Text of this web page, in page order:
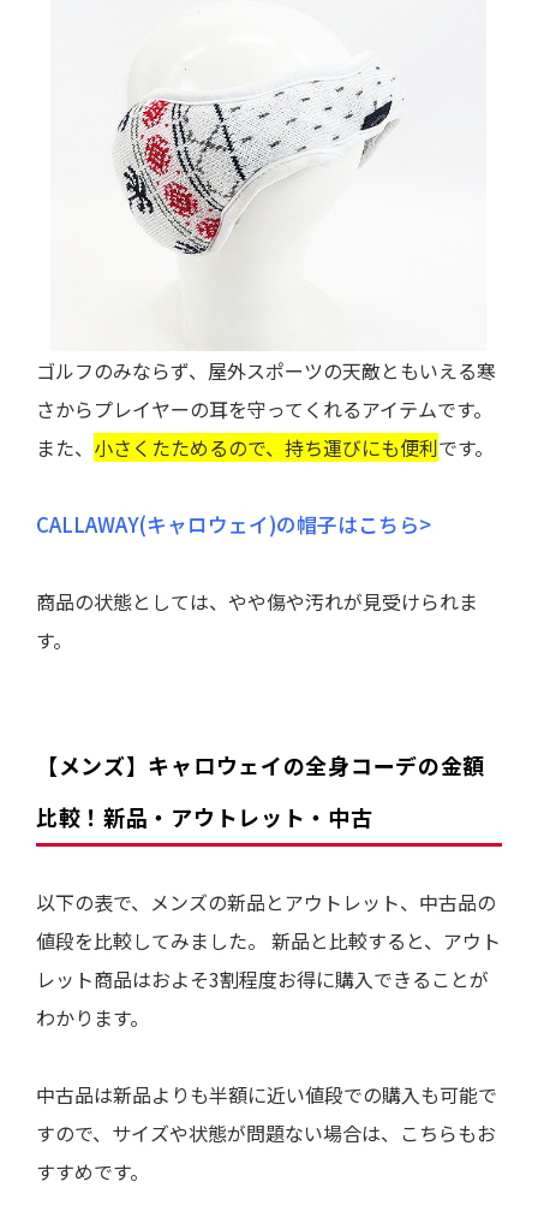
ゴルフのみならず、屋外スポーツの天敵ともいえる寒
さからプレイヤーの耳を守ってくれるアイテムです。
また、 小さくたためるので、持ち運びにも便利です。
CALLAWAY(キャロウェイ)の帽子はこちら>
商品の状態としては、 やや傷や汚れが見受けられま
す。
【メンズ】 キャロウェイの全身コーデの金額
比較！新品・アウトレット・中古
以下の表で、メンズの新品とアウトレット、中古品の
値段を比較してみました。 新品と比較すると、 アウト
レット商品はおよそ3割程度お得に購入できることが
わかります。
中古品は新品よりも半額に近い値段での購入も可能で
すので、サイズや状態が問題ない場合は、こちらもお
すすめです。